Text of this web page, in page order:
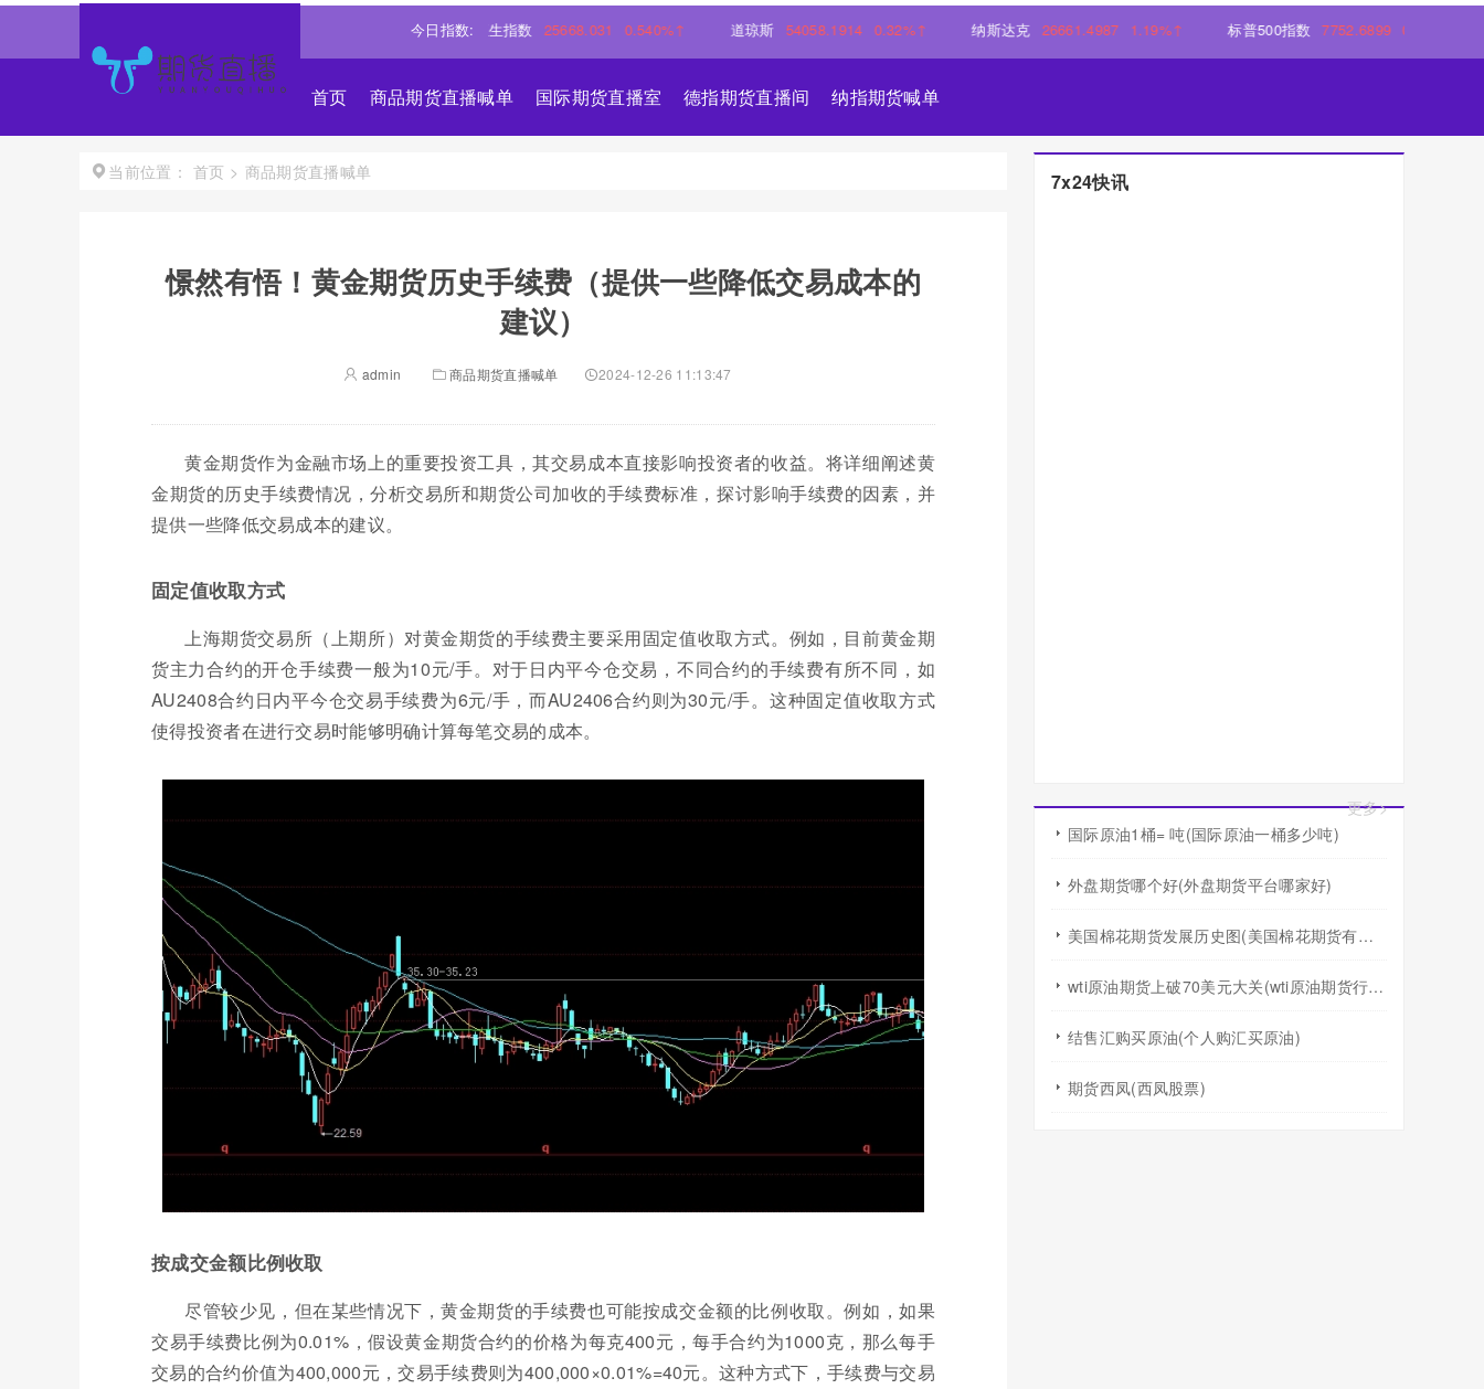
今日指数:
恒生指数 25668.031 0.540%↑ 道琼斯 54058.1914 0.32%↑ 纳斯达克 26661.4987 1.19%↑ 标普500指数 7752.6899 0.55%↑
首页 商品期货直播喊单 国际期货直播室 德指期货直播间 纳指期货喊单
当前位置： 首页 > 商品期货直播喊单
憬然有悟！黄金期货历史手续费（提供一些降低交易成本的
建议）
admin 商品期货直播喊单 2024-12-26 11:13:47
黄金期货作为金融市场上的重要投资工具，其交易成本直接影响投资者的收益。将详细阐述黄
金期货的历史手续费情况，分析交易所和期货公司加收的手续费标准，探讨影响手续费的因素，并
提供一些降低交易成本的建议。
固定值收取方式
上海期货交易所（上期所）对黄金期货的手续费主要采用固定值收取方式。例如，目前黄金期
货主力合约的开仓手续费一般为10元/手。对于日内平今仓交易，不同合约的手续费有所不同，如
AU2408合约日内平今仓交易手续费为6元/手，而AU2406合约则为30元/手。这种固定值收取方式
使得投资者在进行交易时能够明确计算每笔交易的成本。
按成交金额比例收取
尽管较少见，但在某些情况下，黄金期货的手续费也可能按成交金额的比例收取。例如，如果
交易手续费比例为0.01%，假设黄金期货合约的价格为每克400元，每手合约为1000克，那么每手
交易的合约价值为400,000元，交易手续费则为400,000×0.01%=40元。这种方式下，手续费与交易
7x24快讯
更多>
国际原油1桶= 吨(国际原油一桶多少吨)
外盘期货哪个好(外盘期货平台哪家好)
美国棉花期货发展历史图(美国棉花期货有涨跌幅度限制吗)
wti原油期货上破70美元大关(wti原油期货行情)
结售汇购买原油(个人购汇买原油)
期货西凤(西凤股票)